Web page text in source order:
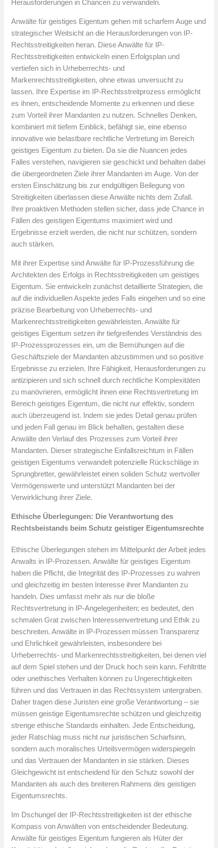
Herausforderungen in Chancen zu verwandeln.
Anwälte für geistiges Eigentum gehen mit scharfem Auge und
strategischer Weitsicht an die Herausforderungen von IP-
Rechtsstreitigkeiten heran. Diese Anwälte für IP-
Rechtsstreitigkeiten entwickeln einen Erfolgsplan und
vertiefen sich in Urheberrechts- und
Markenrechtsstreitigkeiten, ohne etwas unversucht zu
lassen. Ihre Expertise im IP-Rechtsstreitprozess ermöglicht
es ihnen, entscheidende Momente zu erkennen und diese
zum Vorteil ihrer Mandanten zu nutzen. Schnelles Denken,
kombiniert mit tiefem Einblick, befähigt sie, eine ebenso
innovative wie belastbare rechtliche Vertretung im Bereich
geistiges Eigentum zu bieten. Da sie die Nuancen jedes
Falles verstehen, navigieren sie geschickt und behalten dabei
die übergeordneten Ziele ihrer Mandanten im Auge. Von der
ersten Einschätzung bis zur endgültigen Beilegung von
Streitigkeiten überlassen diese Anwälte nichts dem Zufall.
Ihre proaktiven Methoden stellen sicher, dass jede Chance in
Fällen des geistigen Eigentums maximiert wird und
Ergebnisse erzielt werden, die nicht nur schützen, sondern
auch stärken.
Mit ihrer Expertise sind Anwälte für IP-Prozessführung die
Architekten des Erfolgs in Rechtsstreitigkeiten um geistiges
Eigentum. Sie entwickeln zunächst detaillierte Strategien, die
auf die individuellen Aspekte jedes Falls eingehen und so eine
präzise Bearbeitung von Urheberrechts- und
Markenrechtsstreitigkeiten gewährleisten. Anwälte für
geistiges Eigentum setzen ihr tiefgreifendes Verständnis des
IP-Prozessprozesses ein, um die Bemühungen auf die
Geschäftsziele der Mandanten abzustimmen und so positive
Ergebnisse zu erzielen. Ihre Fähigkeit, Herausforderungen zu
antizipieren und sich schnell durch rechtliche Komplexitäten
zu manövrieren, ermöglicht ihnen eine Rechtsvertretung im
Bereich geistiges Eigentum, die nicht nur effektiv, sondern
auch überzeugend ist. Indem sie jedes Detail genau prüfen
und jeden Fall genau im Blick behalten, gestalten diese
Anwälte den Verlauf des Prozesses zum Vorteil ihrer
Mandanten. Dieser strategische Einfallsreichtum in Fällen
geistigen Eigentums verwandelt potenzielle Rückschläge in
Sprungbretter, gewährleistet einen soliden Schutz wertvoller
Vermögenswerte und unterstützt Mandanten bei der
Verwirklichung ihrer Ziele.
Ethische Überlegungen: Die Verantwortung des
Rechtsbeistands beim Schutz geistiger Eigentumsrechte
Ethische Überlegungen stehen im Mittelpunkt der Arbeit jedes
Anwalts in IP-Prozessen. Anwälte für geistiges Eigentum
haben die Pflicht, die Integrität des IP-Prozesses zu wahren
und gleichzeitig im besten Interesse ihrer Mandanten zu
handeln. Dies umfasst mehr als nur die bloße
Rechtsvertretung in IP-Angelegenheiten; es bedeutet, den
schmalen Grat zwischen Interessenvertretung und Ethik zu
beschreiten. Anwälte in IP-Prozessen müssen Transparenz
und Ehrlichkeit gewährleisten, insbesondere bei
Urheberrechts- und Markenrechtsstreitigkeiten, bei denen viel
auf dem Spiel stehen und der Druck hoch sein kann. Fehltritte
oder unethisches Verhalten können zu Ungerechtigkeiten
führen und das Vertrauen in das Rechtssystem untergraben.
Daher tragen diese Juristen eine große Verantwortung – sie
müssen geistige Eigentumsrechte schützen und gleichzeitig
strenge ethische Standards einhalten. Jede Entscheidung,
jeder Ratschlag muss nicht nur juristischen Scharfsinn,
sondern auch moralisches Urteilsvermögen widerspiegeln
und das Vertrauen der Mandanten in sie stärken. Dieses
Gleichgewicht ist entscheidend für den Schutz sowohl der
Mandanten als auch des breiteren Rahmens des geistigen
Eigentumsrechts.
Im Dschungel der IP-Rechtsstreitigkeiten ist der ethische
Kompass von Anwälten von entscheidender Bedeutung.
Anwälte für geistiges Eigentum fungieren als Hüter der